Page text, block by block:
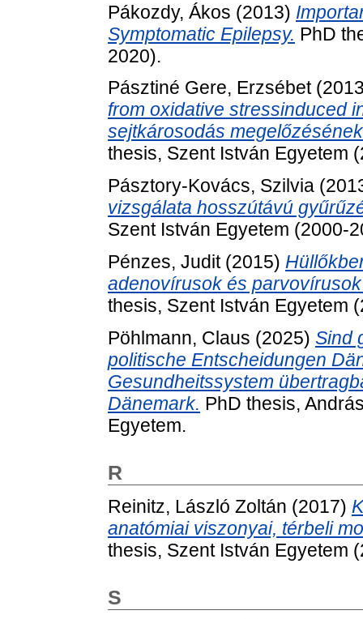
Pákozdy, Ákos (2013)
Symptomatic Epilepsy. PhD
2020).
Pásztiné Gere, Erzsébet
from oxidative stressinduced
sejtkárosodás
thesis, Szent István Egyetem
Pásztory-Kovács, Szilvia
vizsgálata hosszútávú
Szent István Egyetem (2000-
Pénzes, Judit(2015)
adenovírusok és
thesis, Szent István Egyetem
Pöhlmann, Claus (2025) Sind
politische Entscheidungen
Gesundheitssystem
Dänemark. PhD thesis,
Egyetem.
R
Reinitz, László Zoltán (2017)
anatómiai viszonyai, térbeli
thesis, Szent István Egyetem
S